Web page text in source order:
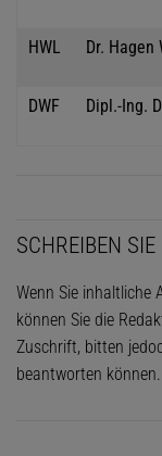
HWL Dr. Hagen
DWF Dipl.-Ing.
SCHREIBEN SIE
Wenn Sie inhaltliche
können Sie die
Zuschrift, bitten
beantworten können.